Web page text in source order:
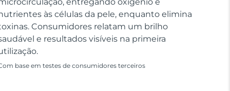
entregando oxigénio e
às células da pele, enquanto elimina
Consumidores relatam um brilho
e resultados visíveis na primeira
base em testes de consumidores terceiros